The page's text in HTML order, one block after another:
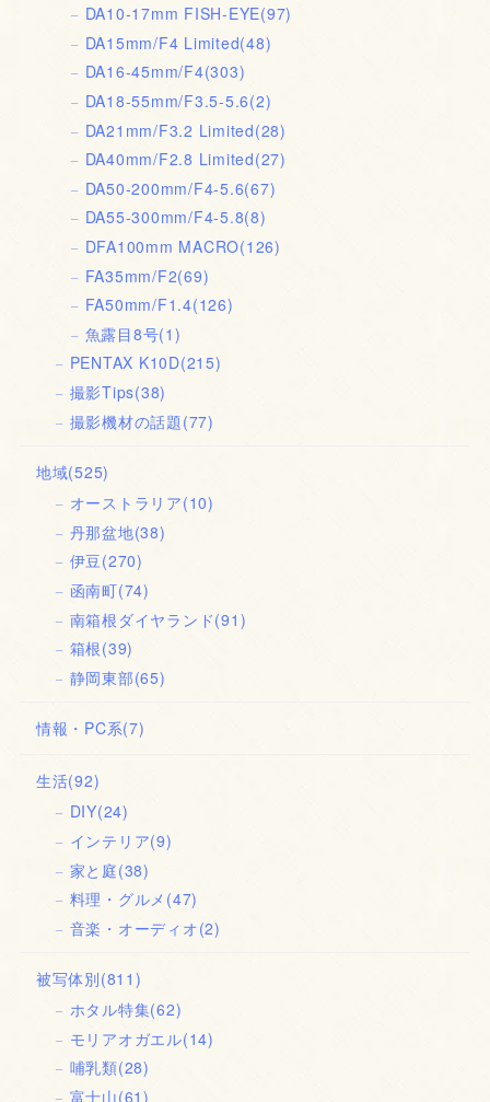
DA10-17mm FISH-EYE(97)
DA15mm/F4 Limited(48)
DA16-45mm/F4(303)
DA18-55mm/F3.5-5.6(2)
DA21mm/F3.2 Limited(28)
DA40mm/F2.8 Limited(27)
DA50-200mm/F4-5.6(67)
DA55-300mm/F4-5.8(8)
DFA100mm MACRO(126)
FA35mm/F2(69)
FA50mm/F1.4(126)
魚露目8号(1)
PENTAX K10D(215)
撮影Tips(38)
撮影機材の話題 (77)
地域(525)
オーストラリア(10)
丹那盆地(38)
伊豆(270)
函南町(74)
南箱根ダイヤランド(91)
箱根(39)
静岡東部(65)
情報・PC系(7)
生活(92)
DIY(24)
インテリア(9)
家と庭(38)
料理・グルメ (47)
音楽・オーディオ(2)
被写体別(811)
ホタル特集(62)
モリアオガエル(14)
哺乳類(28)
富士山(61)